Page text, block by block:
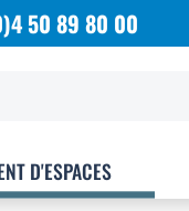
50 89 80 00
D'ESPACES